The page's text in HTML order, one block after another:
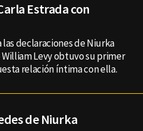
Estrada con
declaraciones de Niurka
Levy obtuvo su primer
relación íntima con ella.
de Niurka